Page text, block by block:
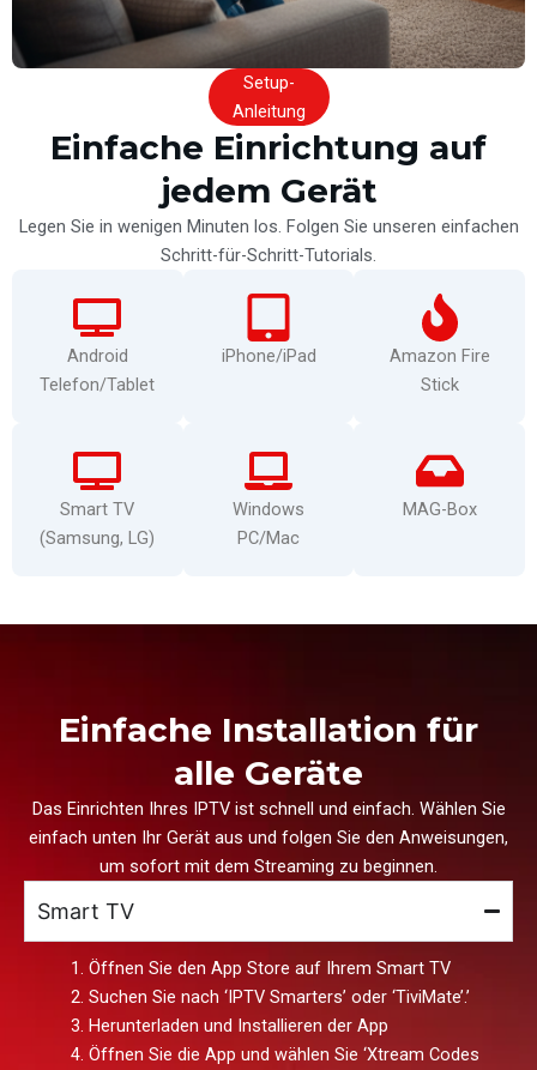
Setup-
Anleitung
Einfache Einrichtung auf
jedem Gerät
Legen Sie in wenigen Minuten los. Folgen Sie unseren einfachen
Schritt-für-Schritt-Tutorials.
Android
Telefon/Tablet
iPhone/iPad
Amazon Fire
Stick
Smart TV
(Samsung, LG)
Windows
PC/Mac
MAG-Box
Einfache Installation für
alle Geräte
Das Einrichten Ihres IPTV ist schnell und einfach. Wählen Sie
einfach unten Ihr Gerät aus und folgen Sie den Anweisungen,
um sofort mit dem Streaming zu beginnen.
Smart TV
Öffnen Sie den App Store auf Ihrem Smart TV
Suchen Sie nach ‘IPTV Smarters’ oder ‘TiviMate’.’
Herunterladen und Installieren der App
Öffnen Sie die App und wählen Sie ‘Xtream Codes